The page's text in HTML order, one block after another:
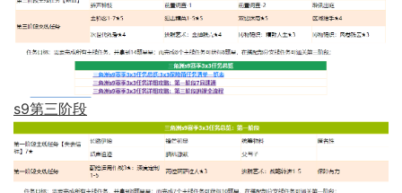
s9第三阶段